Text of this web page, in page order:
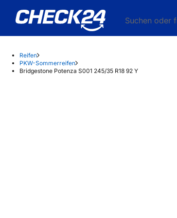
Suchen oder
Reifen
PKW-Sommerreifen
Bridgestone Potenza S001 245/35 R18 92 Y